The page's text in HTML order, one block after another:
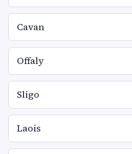
Cavan
Offaly
Sligo
Laois